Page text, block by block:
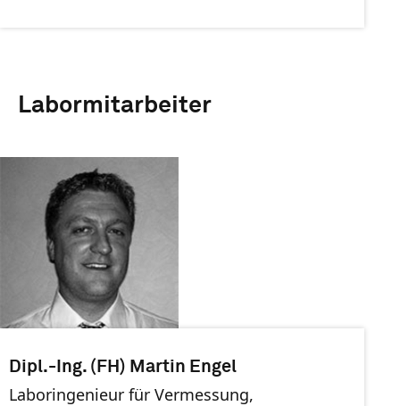
Labormitarbeiter
Dipl.-Ing. (FH) Martin Engel
Laboringenieur für Vermessung,